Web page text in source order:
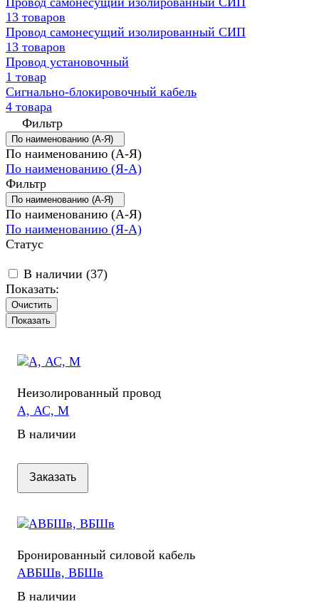
13 товаров
Провод самонесущий изолированный СИП
13 товаров
Провод установочный
1 товар
Сигнально-блокировочный кабель
4 товара
Фильтр
По наименованию (А-Я)
По наименованию (А-Я)
По наименованию (Я-А)
Фильтр
По наименованию (А-Я)
По наименованию (А-Я)
По наименованию (Я-А)
Статус
В наличии (37)
Показать:
Очистить
Неизолированный провод
А, АС, М
В наличии
Заказать
Бронированный силовой кабель
АВБШв, ВБШв
В наличии